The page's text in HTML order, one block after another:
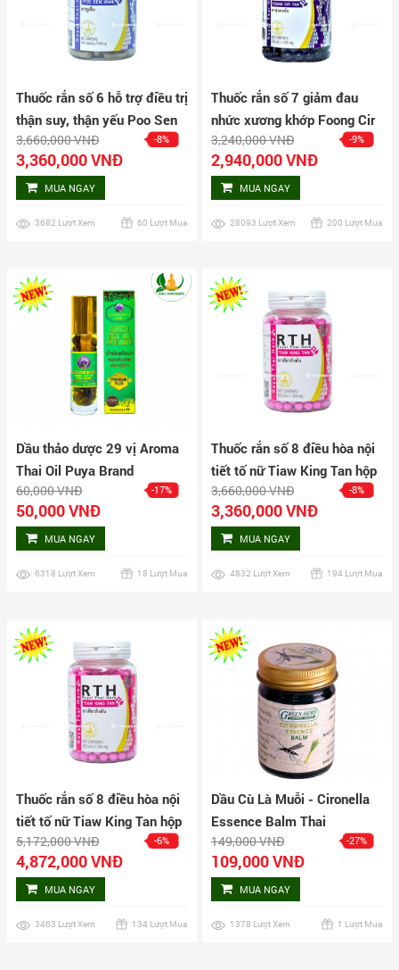
Thuốc rắn số 6 hỗ trợ điều trị
thận suy, thận yếu Poo Sen
Wan hộp 160 viên
3,660,000 VNĐ -8%
3,360,000 VNĐ
MUA NGAY
3682 Lượt Xem 60 Lượt Mua
Thuốc rắn số 7 giảm đau
nhức xương khớp Foong Cir
Tan hộp 500 viên
3,240,000 VNĐ -9%
2,940,000 VNĐ
MUA NGAY
28093 Lượt Xem 200 Lượt Mua
Dầu thảo dược 29 vị Aroma
Thai Oil Puya Brand
60,000 VNĐ -17%
50,000 VNĐ
MUA NGAY
6318 Lượt Xem 18 Lượt Mua
Thuốc rắn số 8 điều hòa nội
tiết tố nữ Tiaw King Tan hộp
500 viên
3,660,000 VNĐ -8%
3,360,000 VNĐ
MUA NGAY
4832 Lượt Xem 194 Lượt Mua
Thuốc rắn số 8 điều hòa nội
tiết tố nữ Tiaw King Tan hộp
750 viên
5,172,000 VNĐ -6%
4,872,000 VNĐ
MUA NGAY
3463 Lượt Xem 134 Lượt Mua
Dầu Cù Là Muỗi - Cironella
Essence Balm Thai
149,000 VNĐ -27%
109,000 VNĐ
MUA NGAY
1378 Lượt Xem 1 Lượt Mua